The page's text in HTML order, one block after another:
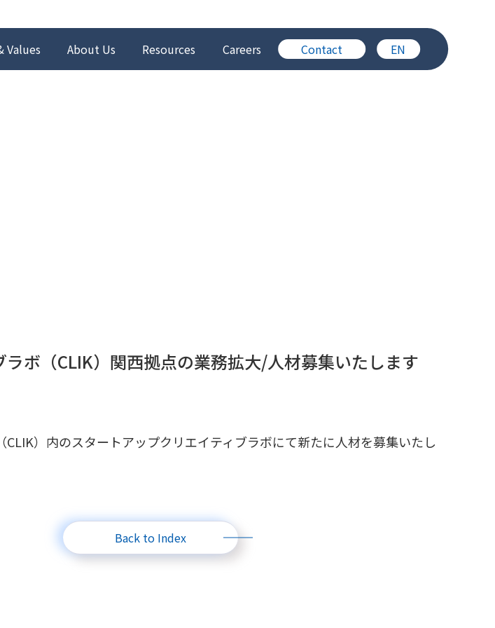
Values About Us Resources Careers Contact EN
ボ（CLIK）関西拠点の業務拡大/人材募集いたします
CLIK）内のスタートアップクリエイティブラボにて新たに人材を募集いたし
Back to Index